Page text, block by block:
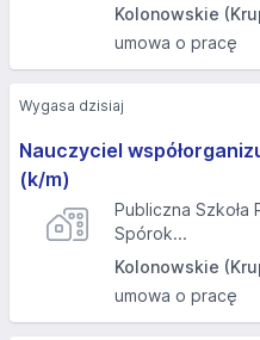
Kolonowskie
umowa o pracę
Nauczyciel
(k/m)
Publiczna Szkoła
Spórok...
Kolonowskie
umowa o pracę
Wygasa dzisiaj